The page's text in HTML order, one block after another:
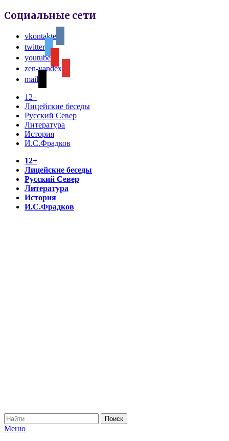
Социальные сети
vkontakte
twitter
youtube
zen-yandex
mail
12+
Лицейские беседы
Русский Север
Литература
История
И.С.Фрадков
12+
Лицейские беседы
Русский Север
Литература
История
И.С.Фрадков
Меню